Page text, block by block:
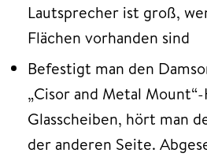
Lautsprecher ist groß,
Flächen vorhanden sind
Befestigt man den
„Cisor and Metal
Glasscheiben, hört man
der anderen Seite.